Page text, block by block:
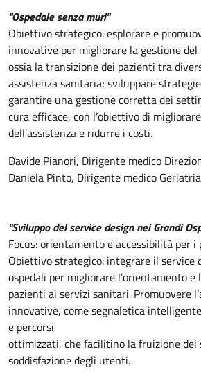
"Ospedale senza muri"
Obiettivo strategico: esplorare e
innovative per migliorare la gestione
ossia la transizione dei pazienti tra
assistenza sanitaria; sviluppare
garantire una gestione corretta dei
cura efficace, con l’obiettivo di
dell’assistenza e ridurre i costi.
Davide Pianori, Dirigente medico
Daniela Pinto, Dirigente medico Geriatria
"Sviluppo del service design nei Grandi
Focus: orientamento e accessibilità per i
Obiettivo strategico: integrare il service
ospedali per migliorare l’orientamento e
pazienti ai servizi sanitari. Promuovere
innovative, come segnaletica
e percorsi
ottimizzati, che facilitino la fruizione dei
soddisfazione degli utenti.